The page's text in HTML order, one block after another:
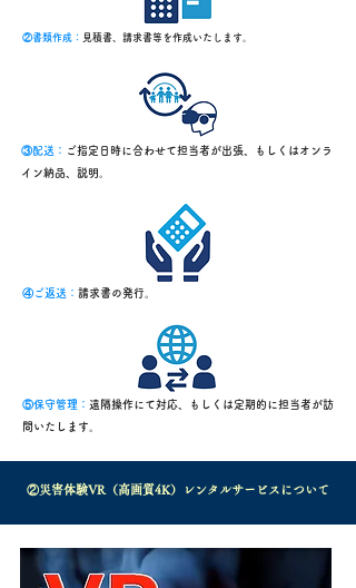
②書類作成： 見積書、請求書等を作成いたします。
③配送： ご指定日時に合わせて担当者が出張、もしくはオンラ
イン納品、説明。
④ご返送： 請求書の発行。
⑤保守管理： 遠隔操作にて対応、もしくは定期的に担当者が訪
問いたします 。
②災害体験VR（高画質4K）レンタルサービスについて